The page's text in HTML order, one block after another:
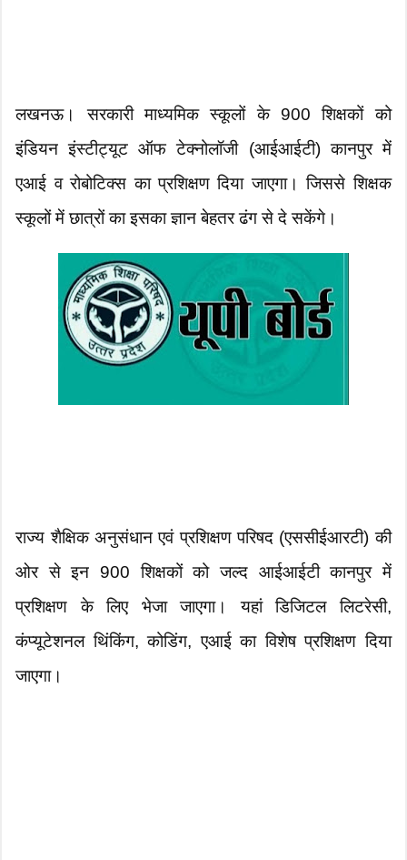
लखनऊ। सरकारी माध्यमिक स्कूलों के 900 शिक्षकों को
इंडियन इंस्टीट्यूट ऑफ टेक्नोलॉजी (आईआईटी) कानपुर में
एआई व रोबोटिक्स का प्रशिक्षण दिया जाएगा। जिससे शिक्षक
स्कूलों में छात्रों का इसका ज्ञान बेहतर ढंग से दे सकेंगे।
राज्य शैक्षिक अनुसंधान एवं प्रशिक्षण परिषद (एससीईआरटी) की
ओर से इन 900 शिक्षकों को जल्द आईआईटी कानपुर में
प्रशिक्षण के लिए भेजा जाएगा। यहां डिजिटल लिटरेसी,
कंप्यूटेशनल थिंकिंग, कोडिंग, एआई का विशेष प्रशिक्षण दिया
जाएगा।